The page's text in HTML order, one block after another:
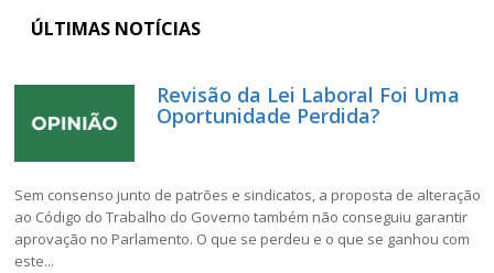
ÚLTIMAS NOTÍCIAS
Revisão da Lei Laboral Foi Uma
Oportunidade Perdida?
Sem consenso junto de patrões e sindicatos, a proposta de alteração
ao Código do Trabalho do Governo também não conseguiu garantir
aprovação no Parlamento. O que se perdeu e o que se ganhou com
este...